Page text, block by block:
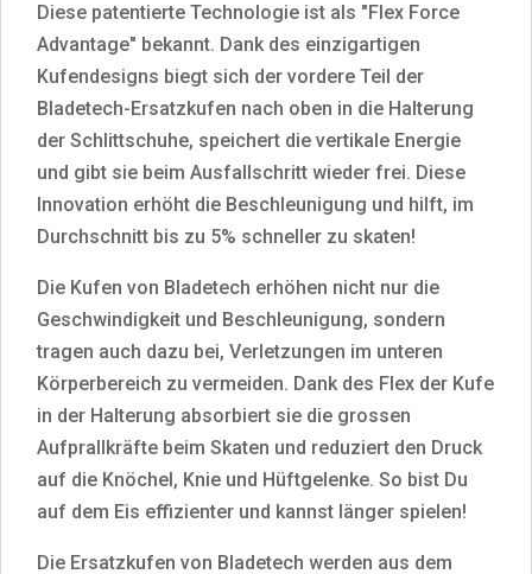
Diese patentierte Technologie ist als "Flex Force
Advantage" bekannt. Dank des einzigartigen
Kufendesigns biegt sich der vordere Teil der
Bladetech-Ersatzkufen nach oben in die Halterung
der Schlittschuhe, speichert die vertikale Energie
und gibt sie beim Ausfallschritt wieder frei. Diese
Innovation erhöht die Beschleunigung und hilft, im
Durchschnitt bis zu 5% schneller zu skaten!
Die Kufen von Bladetech erhöhen nicht nur die
Geschwindigkeit und Beschleunigung, sondern
tragen auch dazu bei, Verletzungen im unteren
Körperbereich zu vermeiden. Dank des Flex der Kufe
in der Halterung absorbiert sie die grossen
Aufprallkräfte beim Skaten und reduziert den Druck
auf die Knöchel, Knie und Hüftgelenke. So bist Du
auf dem Eis effizienter und kannst länger spielen!
Die Ersatzkufen von Bladetech werden aus dem